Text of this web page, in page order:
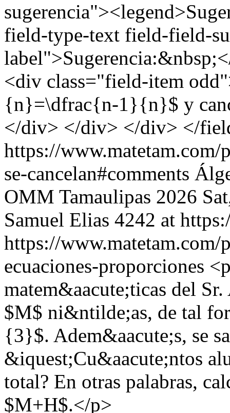
field-type-text field-field-
<div class="field-item
{n}=\dfrac{n-1}{n}$ y
</div> </div> </div> </
https://www.matetam.com/
se-cancelan#comments
OMM Tamaulipas 2026
Samuel Elias 4242 at
https://www.matetam.com/
ecuaciones-proporciones
matem&aacute;ticas del
$M$ ni&ntilde;as, de tal
{3}$. Adem&aacute;s, se
&iquest;Cu&aacute;ntos
total? En otras palabras,
$M+H$.</p>